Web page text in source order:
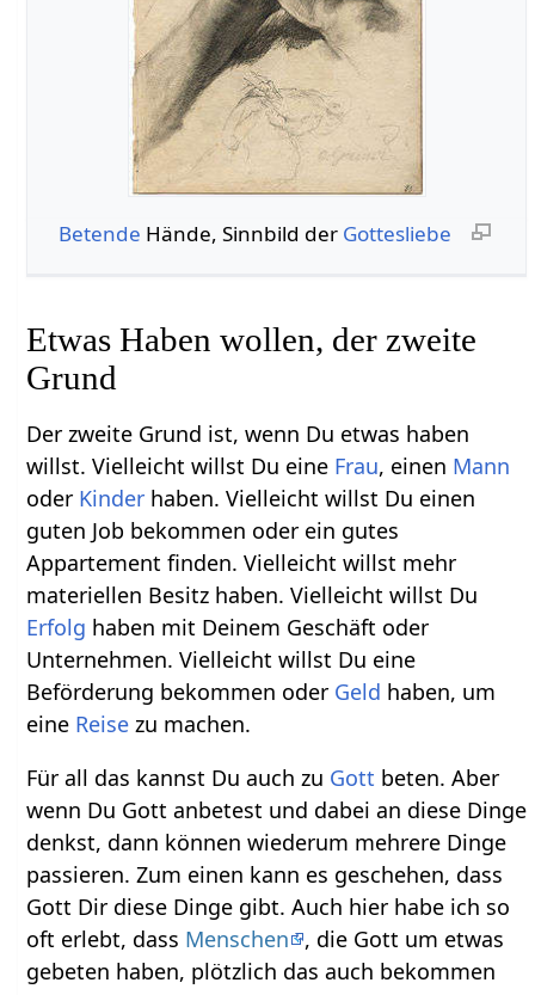
Betende Hände, Sinnbild der Gottesliebe
Etwas Haben wollen, der zweite
Grund
Der zweite Grund ist, wenn Du etwas haben
willst. Vielleicht willst Du eine Frau, einen Mann
oder Kinder haben. Vielleicht willst Du einen
guten Job bekommen oder ein gutes
Appartement finden. Vielleicht willst mehr
materiellen Besitz haben. Vielleicht willst Du
Erfolg haben mit Deinem Geschäft oder
Unternehmen. Vielleicht willst Du eine
Beförderung bekommen oder Geld haben, um
eine Reise zu machen.
Für all das kannst Du auch zu Gott beten. Aber
wenn Du Gott anbetest und dabei an diese Dinge
denkst, dann können wiederum mehrere Dinge
passieren. Zum einen kann es geschehen, dass
Gott Dir diese Dinge gibt. Auch hier habe ich so
oft erlebt, dass Menschen
, die Gott um etwas
gebeten haben, plötzlich das auch bekommen